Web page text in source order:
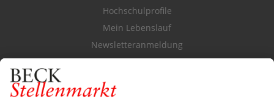
Hochschulprofile
Mein Lebenslauf
Newsletteranmeldung
Durchsuchen Sie den Stellenkatalog
FÜR ARBEITGEBER